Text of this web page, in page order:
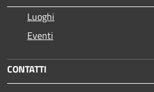
Luoghi
Eventi
CONTATTI